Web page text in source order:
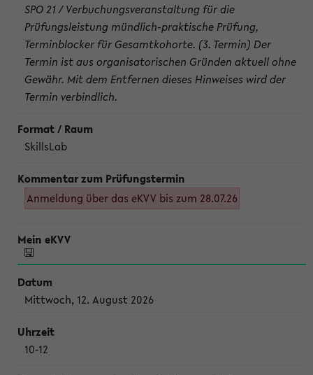
SPO 21 / Verbuchungsveranstaltung für die
Prüfungsleistung mündlich-praktische Prüfung,
Terminblocker für Gesamtkohorte. (3. Termin) Der
Termin ist aus organisatorischen Gründen aktuell ohne
Gewähr. Mit dem Entfernen dieses Hinweises wird der
Termin verbindlich.
SkillsLab
Anmeldung über das eKVV bis zum 28.07.26
Mittwoch, 12. August 2026
10-12